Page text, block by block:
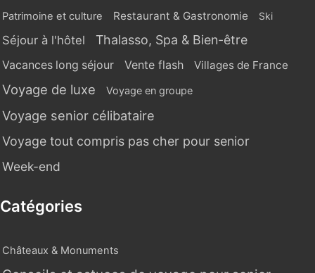
Patrimoine et culture Restaurant & Gastronomie Ski
Séjour à l'hôtel Thalasso, Spa & Bien-être
Vacances long séjour Vente flash Villages de France
Voyage de luxe Voyage en groupe
Voyage senior célibataire
Voyage tout compris pas cher pour senior
Week-end
Catégories
Châteaux & Monuments